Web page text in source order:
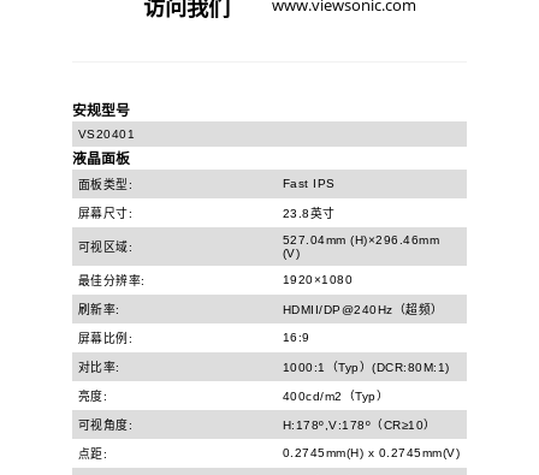
访问我们 www.viewsonic.com
安规型号
VS20401
液晶面板
面板类型: Fast IPS
屏幕尺寸: 23.8英寸
可视区域:
527.04mm (H)×296.46mm
(V)
最佳分辨率: 1920×1080
刷新率: HDMII/DP@240Hz（超频）
屏幕比例: 16:9
对比率: 1000:1（Typ）(DCR:80M:1)
亮度: 400cd/m2（Typ）
可视角度: H:178º,V:178º（CR≥10）
点距: 0.2745mm(H) x 0.2745mm(V)